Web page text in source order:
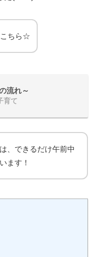
こちら☆
流れ～
育て
、できるだけ午前中
ます！